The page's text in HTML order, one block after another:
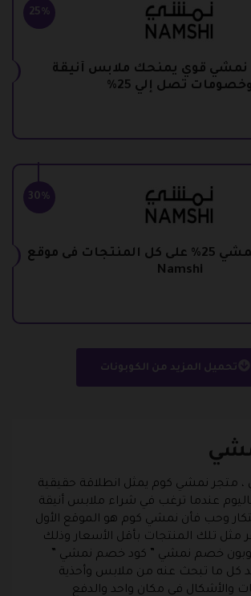
25%
قوي يمنحك ملابس أنيقة
وخصومات تصل إلي 25%
30%
كوبون خصم نمشي 25% على كل المنتجات فى موقع
Namshi
، متجر نمشي كوم يمثل انطلاقة حقيقية
فاليوم عندما ترغب في شراء ملابس أنيقة
وحب فأن نمشي كوم هو الموقع الأول
مثل تلك المنتجات بأقل الأسعار وذلك
خصم نمشي كود خصم نمشي
كل ما تبحث عنه من ملابس وأحذية
والأشكال في مكان واحد والدفع